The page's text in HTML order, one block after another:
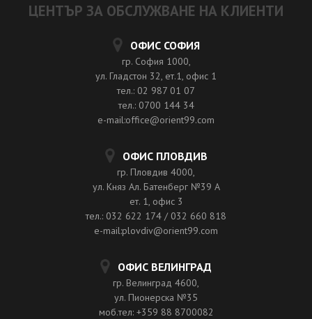
ЦЕНТЪР ЗА ОБСЛУЖВАНЕ НА КЛИЕНТИ
ОФИС СОФИЯ
гр. София 1000,
ул. Гладстон 32, ет.1, офис 1
тел.: 02 987 01 07
тел.: 0700 144 34
e-mail:office@orient99.com
ОФИС ПЛОВДИВ
гр. Пловдив 4000,
ул. Княз Ал. Батенберг №39 A
ет. 1, офис 3
тел.: 032 622 174 / 032 660 818
e-mail:plovdiv@orient99.com
ОФИС ВЕЛИНГРАД
гр. Велинград 4600,
ул. Пионерска №35
моб.тел: +359 88 8700082